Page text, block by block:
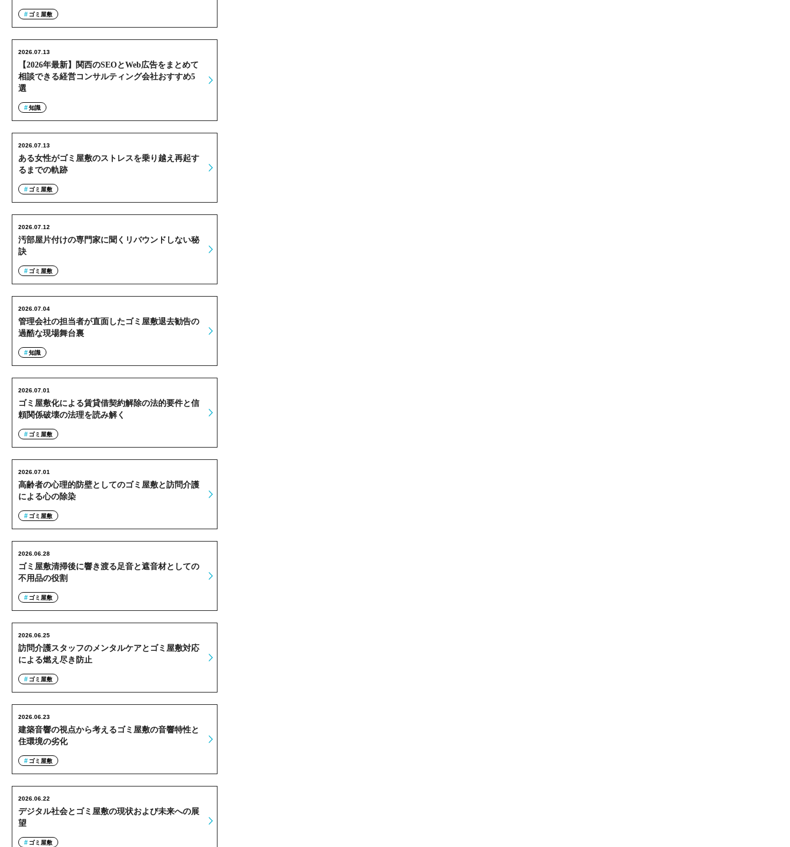
ゴミ屋敷
【2026年最新】関西のSEOとWeb広告をまとめて
相談できる経営コンサルティング会社おすすめ5
選
2026.07.13
知識
ある女性がゴミ屋敷のストレスを乗り越え再起す
るまでの軌跡
2026.07.13
ゴミ屋敷
汚部屋片付けの専門家に聞くリバウンドしない秘
訣
2026.07.12
ゴミ屋敷
管理会社の担当者が直面したゴミ屋敷退去勧告の
過酷な現場舞台裏
2026.07.04
知識
ゴミ屋敷化による賃貸借契約解除の法的要件と信
頼関係破壊の法理を読み解く
2026.07.01
ゴミ屋敷
高齢者の心理的防壁としてのゴミ屋敷と訪問介護
による心の除染
2026.07.01
ゴミ屋敷
ゴミ屋敷清掃後に響き渡る足音と遮音材としての
不用品の役割
2026.06.28
ゴミ屋敷
訪問介護スタッフのメンタルケアとゴミ屋敷対応
による燃え尽き防止
2026.06.25
ゴミ屋敷
建築音響の視点から考えるゴミ屋敷の音響特性と
住環境の劣化
2026.06.23
ゴミ屋敷
デジタル社会とゴミ屋敷の現状および未来への展
望
2026.06.22
ゴミ屋敷